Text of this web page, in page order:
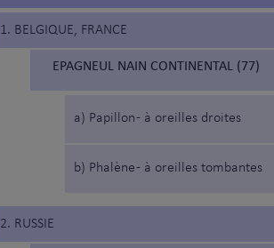
1. BELGIQUE, FRANCE
EPAGNEUL NAIN CONTINENTAL (77)
a) Papillon - à oreilles droites
b) Phalène - à oreilles tombantes
2. RUSSIE